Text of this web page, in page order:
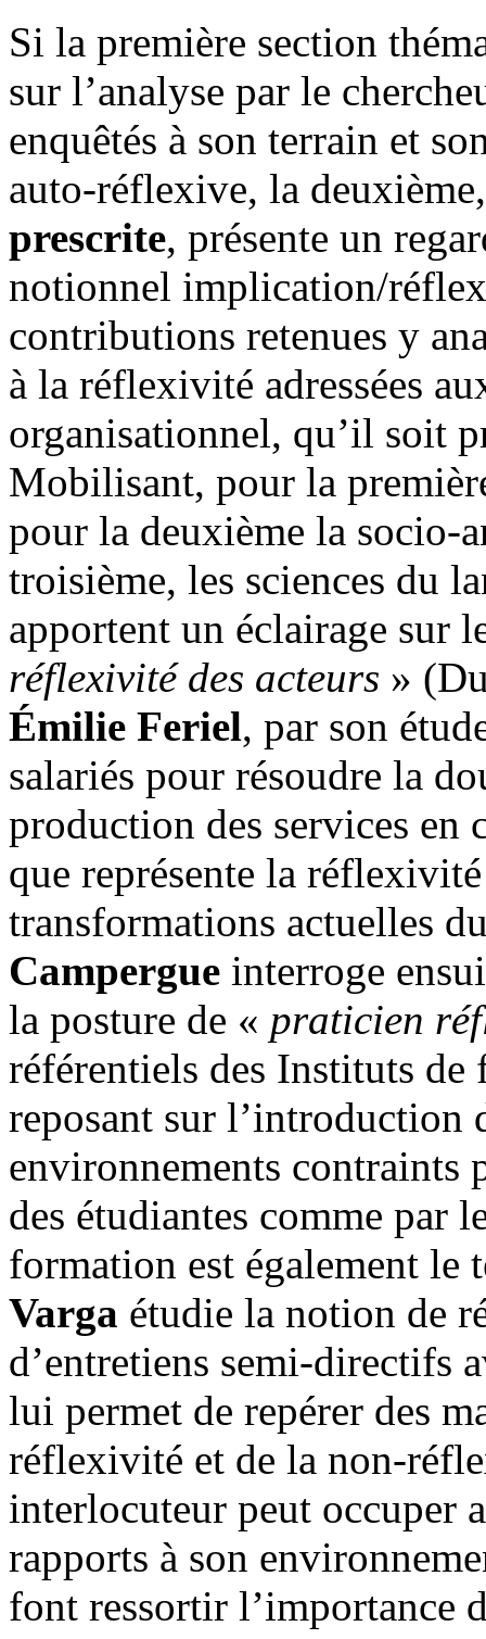
Si la première section
sur l’analyse par le
enquêtés à son terrain et
auto-réflexive, la
prescrite, présente un
notionnel implication/
contributions retenues y
à la réflexivité adressées
organisationnel, qu’il soit
Mobilisant, pour la
pour la deuxième la socio-
troisième, les sciences du
apportent un éclairage sur
réflexivité des acteurs »
Émilie Feriel, par son
salariés pour résoudre la
production des services en
que représente la
transformations actuelles
Campergue interroge
la posture de « praticien
référentiels des Instituts
reposant sur l’introduction
environnements contraints
des étudiantes comme par
formation est également
Varga étudie la notion de
d’entretiens semi-directifs
lui permet de repérer des
réflexivité et de la non-
interlocuteur peut occuper
rapports à son
font ressortir l’importance